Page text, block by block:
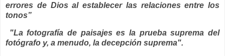
errores de Dios al establecer las relaciones entre los
tonos”
"La fotografía de paisajes es la prueba suprema del
fotógrafo y, a menudo, la decepción suprema".